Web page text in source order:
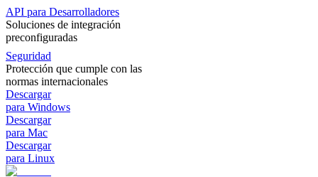
API para Desarrolladores
Soluciones de integración
preconfiguradas
Seguridad
Protección que cumple con las
normas internacionales
Descargar
para Windows
Descargar
para Mac
Descargar
para Linux